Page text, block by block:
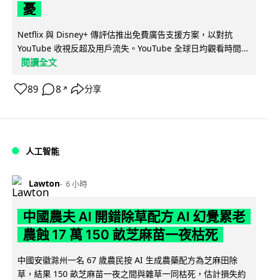
憂
Netflix 與 Disney+ 傳評估推出免費廣告支援方案，以對抗
YouTube 收視反超及用戶流失。YouTube 全球日均觀看時間...
閱讀全文
89 8 ↗ 分享
人工智能
Lawton 6 小時
中國農夫 AI 開錯除草配方 AI 幻覺累老
農蝕 17 萬 150 畝芝麻苗一夜枯死
中國安徽滁州一名 67 歲農民按 AI 生成農藥配方為芝麻田除
草，結果 150 畝芝麻苗一夜之間與雜草一同枯死，估計損失約